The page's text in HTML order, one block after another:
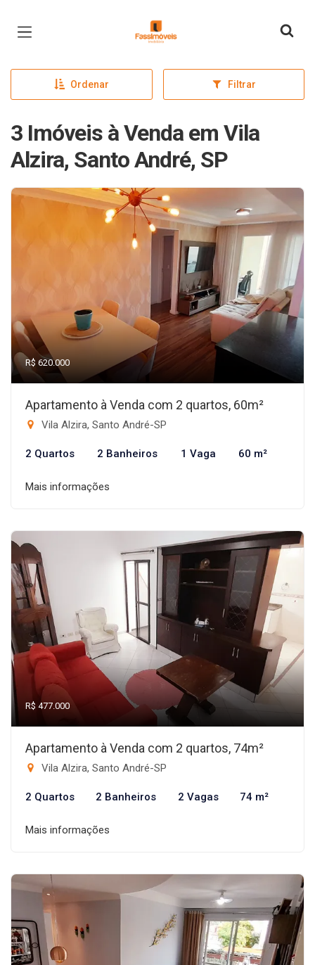
Página inicial
Ordenar Filtrar
3 Imóveis à Venda em Vila
Alzira, Santo André, SP
R$ 620.000
Apartamento à Venda com 2 quartos, 60m²
Vila Alzira, Santo André-SP
2 Quartos 2 Banheiros 1 Vaga 60 m²
Mais informações
R$ 477.000
Apartamento à Venda com 2 quartos, 74m²
Vila Alzira, Santo André-SP
2 Quartos 2 Banheiros 2 Vagas 74 m²
Mais informações